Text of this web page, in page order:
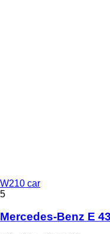
W210 car
5
Mercedes-Benz E